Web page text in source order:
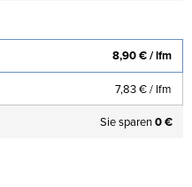
8,90 €/ lfm
7,83 €/ lfm
Sie sparen0 €